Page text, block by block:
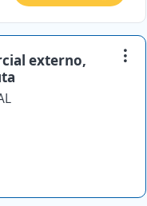
externo,